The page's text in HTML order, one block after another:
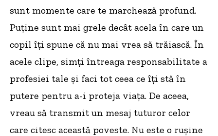
sunt momente care te marchează profund.
Puține sunt mai grele decât acela în care un
copil îți spune că nu mai vrea să trăiască. În
acele clipe, simți întreaga responsabilitate a
profesiei tale și faci tot ceea ce îți stă în
putere pentru a-i proteja viața. De aceea,
vreau să transmit un mesaj tuturor celor
care citesc această poveste. Nu este o rușine